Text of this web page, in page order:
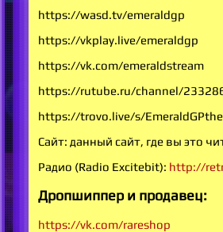
https://wasd.tv/emeraldgp
https://vkplay.live/emeraldgp
https://vk.com/emeraldstream
https://rutube.ru/channel/
https://trovo.live/s/
Сайт: данный сайт, где вы это
Радио (Radio Excitebit): http://
Дропшиппер и продавец:
https://vk.com/rareshop